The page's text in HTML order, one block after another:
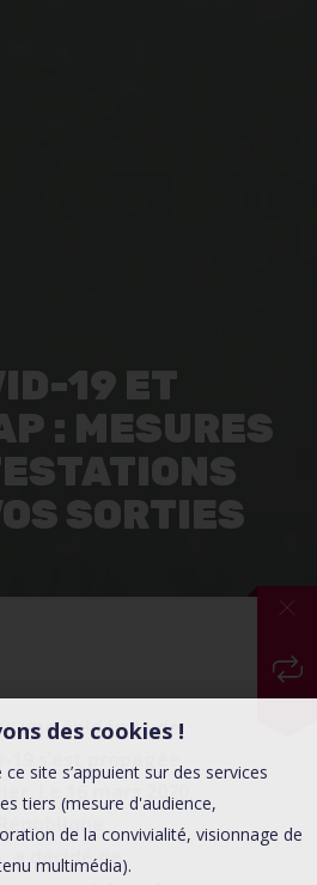
19 ET
: MESURES
SORTIES
une épidémie de
19 s’est propagée
Le 16 mars 2020,
a décidé de
des cookies !
site s’appuient sur des services
tiers (mesure d'audience,
de la convivialité, visionnage de
multimédia).